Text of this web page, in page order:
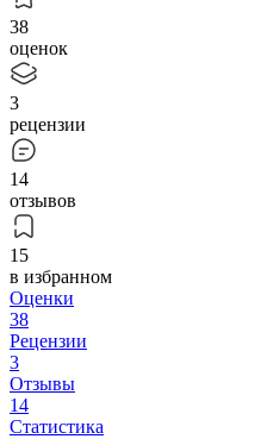
38
оценок
3
рецензии
14
отзывов
15
в избранном
Оценки
38
Рецензии
3
Отзывы
14
Статистика